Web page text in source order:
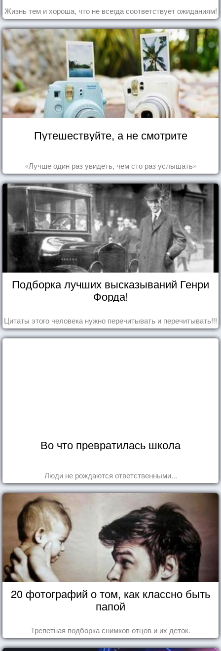
Жизнь тем и хороша, что не всегда соответствует ожиданиям!
Путешествуйте, а не смотрите
«Лучше один раз увидеть, чем сто раз услышать»
Подборка лучших высказываний Генри
Форда!
Цитаты этого человека нужно перечитывать и перечитывать!!!
Во что превратилась школа
Люди не рождаются ответственными...
20 фотографий о том, как классно быть
папой
Трепетная подборка снимков отцов и их деток.